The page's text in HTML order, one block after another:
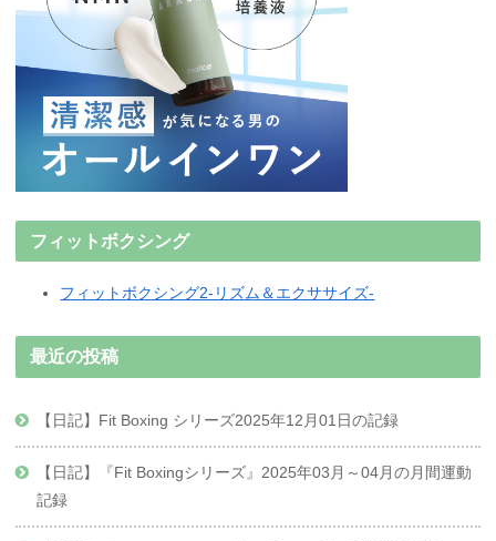
フィットボクシング
フィットボクシング2-リズム＆エクササイズ-
最近の投稿
【日記】Fit Boxing シリーズ2025年12月01日の記録
【日記】『Fit Boxingシリーズ』2025年03月～04月の月間運動
記録